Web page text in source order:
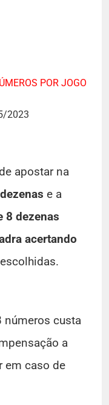
POR JOGO
2023
apostar na
e a
8 dezenas
acertando
números custa
a
em caso de